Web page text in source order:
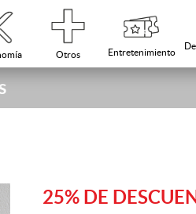
Otros Entretenimiento
25% DE